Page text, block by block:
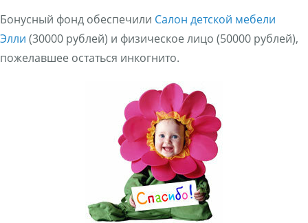
Бонусный фонд обеспечили Салон детской мебели
Элли (30000 рублей) и физическое лицо (50000 рублей),
пожелавшее остаться инкогнито.